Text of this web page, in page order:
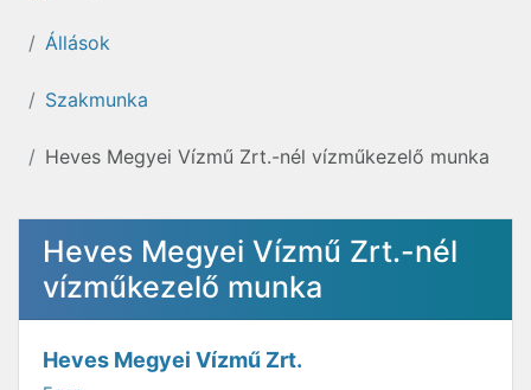
Állások
Szakmunka
Heves Megyei Vízmű Zrt.-nél vízműkezelő munka
Heves Megyei Vízmű Zrt.-nél
vízműkezelő munka
Heves Megyei Vízmű Zrt.